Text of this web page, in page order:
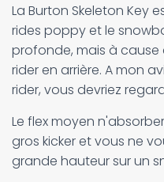
La Burton Skeleton Key
rides poppy et le
profonde, mais à cause
rider en arrière. A mon
rider, vous devriez
Le flex moyen
gros kicker et vous ne
grande hauteur sur un